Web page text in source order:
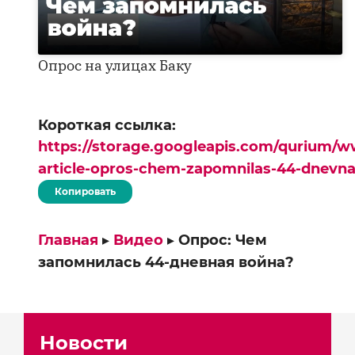
Опрос на улицах Баку
Короткая ссылка:
https://storage.googleapis.com/qurium/
article-opros-chem-zapomnilas-44-
Копировать
Главная ▸ Видео ▸ Опрос: Чем
запомнилась 44-дневная война?
Новости